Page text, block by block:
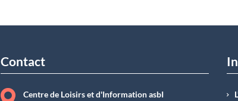
Contact
Centre de Loisirs et d'Information asbI